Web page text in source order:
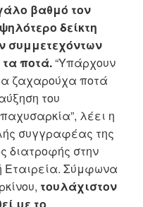
βαθμό τον
δείκτη
συμμετεχόντων
ποτά.“Υπάρχουν
ζαχαρούχα ποτά
του
λέει η
συγγραφέας της
διατροφής στην
Εταιρεία. Σύμφωνα
τουλάχιστον
με το